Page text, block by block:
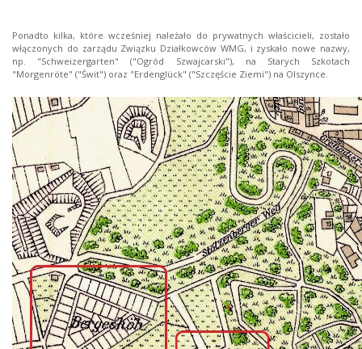
Ponadto kilka, które wcześniej należało do prywatnych właścicieli, zostało
włączonych do zarządu Związku Działkowców WMG, i zyskało nowe nazwy,
np. "Schweizergarten" ("Ogród Szwajcarski"), na Starych Szkotach
"Morgenröte" ("Świt") oraz "Erdenglück" ("Szczęście Ziemi") na Olszynce.